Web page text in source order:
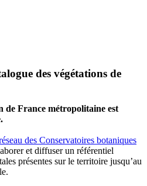
des végétations de
de France métropolitaine est
des Conservatoires botaniques
et diffuser un référentiel
présentes sur le territoire jusqu’au